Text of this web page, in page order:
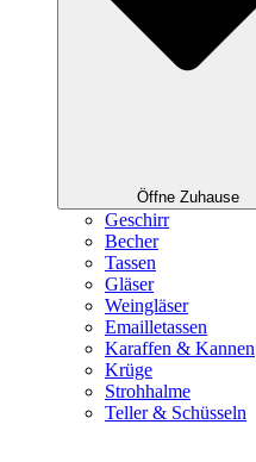
Öffne Zuhause
Geschirr
Becher
Tassen
Gläser
Weingläser
Emailletassen
Karaffen & Kannen
Krüge
Strohhalme
Teller & Schüsseln